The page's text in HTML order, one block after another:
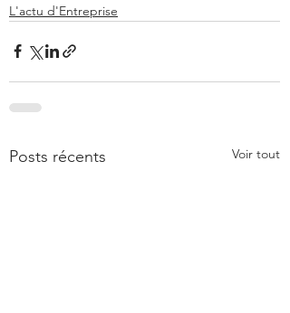
L'actu d'Entreprise
Posts récents Voir tout